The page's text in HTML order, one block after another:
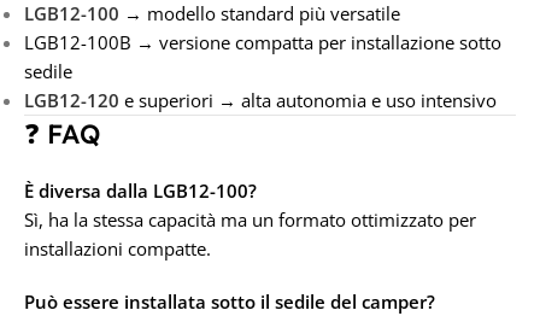
LGB12-100 → modello standard più versatile
LGB12-100B → versione compatta per installazione sotto
sedile
LGB12-120 e superiori → alta autonomia e uso intensivo
❓ FAQ
È diversa dalla LGB12-100?
Sì, ha la stessa capacità ma un formato ottimizzato per
installazioni compatte.
Può essere installata sotto il sedile del camper?